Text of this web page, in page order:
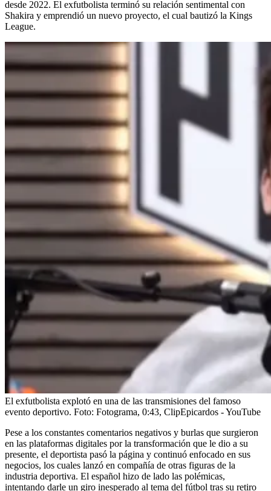
desde 2022. El exfutbolista terminó su relación sentimental con
Shakira y emprendió un nuevo proyecto, el cual bautizó la Kings
League.
El exfutbolista explotó en una de las transmisiones del famoso
evento deportivo. Foto: Fotograma, 0:43, ClipEpicardos - YouTube
Pese a los constantes comentarios negativos y burlas que surgieron
en las plataformas digitales por la transformación que le dio a su
presente, el deportista pasó la página y continuó enfocado en sus
negocios, los cuales lanzó en compañía de otras figuras de la
industria deportiva. El español hizo de lado las polémicas,
intentando darle un giro inesperado al tema del fútbol tras su retiro